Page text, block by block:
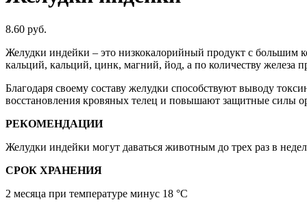
8.60 руб.
Желудки индейки – это низкокалорийный продукт с
кальций, кальций, цинк, магний, йод, а по количеству железа
Благодаря своему составу желудки способствуют выводу
восстановления кровяных телец и повышают защитные силы
РЕКОМЕНДАЦИИ
Желудки индейки могут даваться животным до трех раз в
СРОК ХРАНЕНИЯ
2 месяца при температуре минус 18 °С